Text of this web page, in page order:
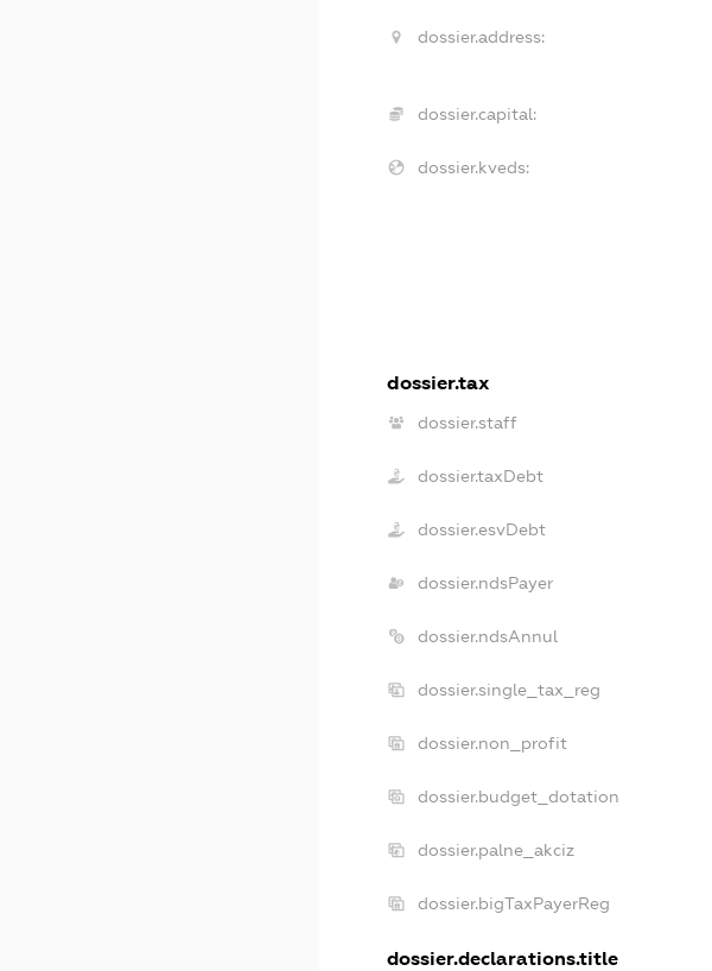
dossier.address:
dossier.capital:
dossier.kveds:
dossier.tax
dossier.staff
dossier.taxDebt
dossier.esvDebt
dossier.ndsPayer
dossier.ndsAnnul
dossier.single_tax_reg
dossier.non_profit
dossier.budget_dotation
dossier.palne_akciz
dossier.bigTaxPayerReg
dossier.declarations.title